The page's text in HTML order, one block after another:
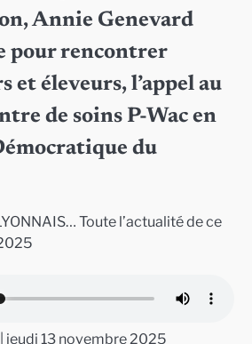
Annie Genevard
pour rencontrer
et éleveurs, l’appel au
de soins P-Wac en
du
Toute l’actualité de ce
jeudi 13 novembre 2025